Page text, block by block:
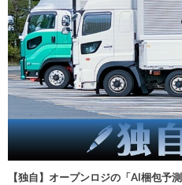
【独自】オープンロジの「AI梱包予